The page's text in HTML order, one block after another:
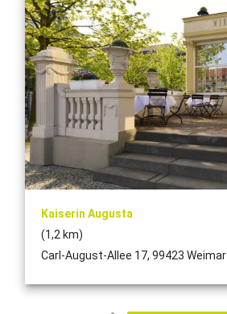
Kaiserin Augusta
(1,2 km)
Carl-August-Allee 17, 99423 Weimar